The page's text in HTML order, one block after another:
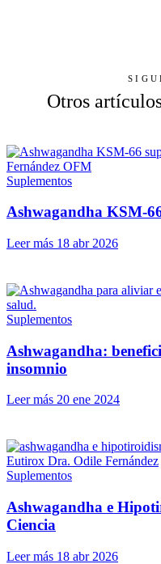
Otros
Suplementos
Ashwagandha KSM-
Leer más 18 abr 2026
Suplementos
Ashwagandha:
insomnio
Leer más 20 ene 2024
Suplementos
Ashwagandha e
Ciencia
Leer más 18 abr 2026